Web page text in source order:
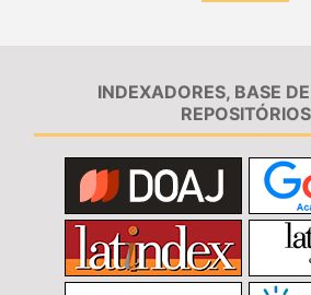
INDEXADORES, BASE
REPOSITÓRIOS